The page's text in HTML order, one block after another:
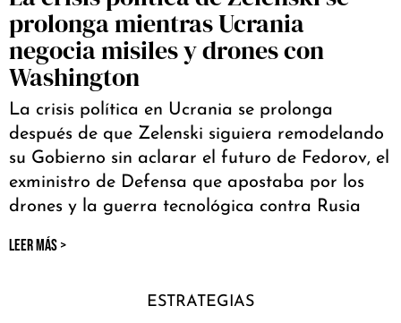
prolonga mientras Ucrania
negocia misiles y drones con
Washington
La crisis política en Ucrania se prolonga
después de que Zelenski siguiera remodelando
su Gobierno sin aclarar el futuro de Fedorov, el
exministro de Defensa que apostaba por los
drones y la guerra tecnológica contra Rusia
LEER MÁS >
ESTRATEGIAS